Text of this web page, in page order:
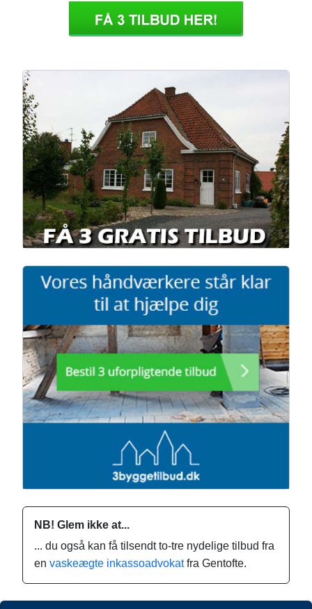
NB! Glem ikke at...
... du også kan få tilsendt to-tre nydelige tilbud fra
en vaskeægte inkassoadvokatfra Gentofte.